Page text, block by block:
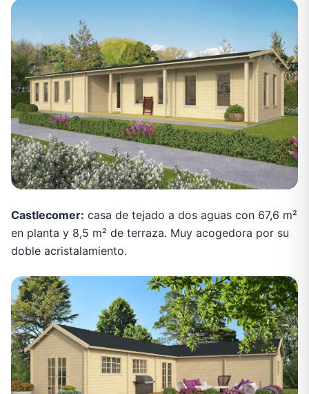
Castlecomer: casa de tejado a dos aguas con 67,6 m²
en planta y 8,5 m² de terraza. Muy acogedora por su
doble acristalamiento.